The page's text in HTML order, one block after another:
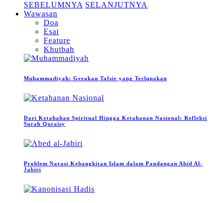
SEBELUMNYA SELANJUTNYA
Wawasan
Doa
Esai
Feature
Khutbah
Muhammadiyah: Gerakan Tafsir yang Terlupakan
Dari Ketahahan Spiritual Hingga Ketahanan Nasional: Refleksi
Surah Quraisy
Problem Narasi Kebangkitan Islam dalam Pandangan Abid Al-
Jabiri